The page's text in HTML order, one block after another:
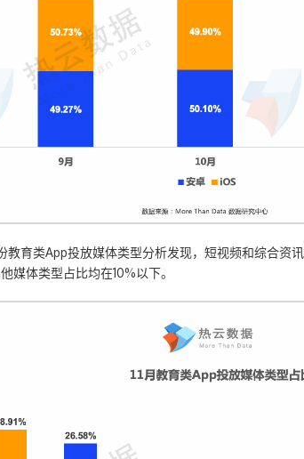
教育类App投放媒体类型分析发现，短视频和综合资
媒体类型占比均在10%以下。